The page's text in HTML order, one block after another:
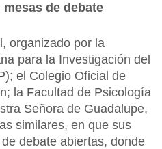
de debate
organizado por la
para la Investigación del
el Colegio Oficial de
la Facultad de Psicología
Señora de Guadalupe,
similares, en que sus
debate abiertas, donde